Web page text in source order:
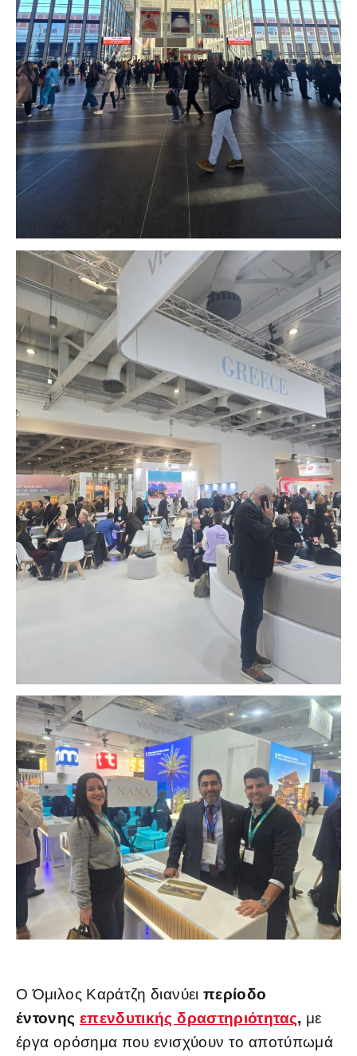
Ο Όμιλος Καράτζη διανύει περίοδο
έντονης επενδυτικής δραστηριότητας, με
έργα ορόσημα που ενισχύουν το αποτύπωμά